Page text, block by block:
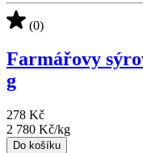
(0)
Farmářovy
g
278 Kč
2 780 Kč/kg
Do košíku